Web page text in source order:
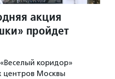
акция
пройдет
коридор»
центров Москвы